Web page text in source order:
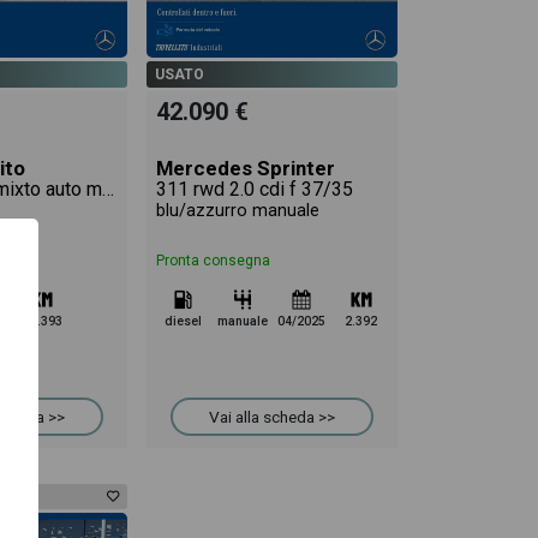
116 cdi long mixto auto my20
70.393
>>
USATO
42.090 €
Mercedes Sprinter
311 rwd 2.0 cdi f 37/35
blu/azzurro manuale
Pronta consegna
diesel manuale 04/2025 2.392
Vai alla scheda >>